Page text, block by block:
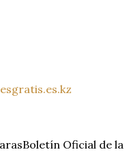
Oficial de la